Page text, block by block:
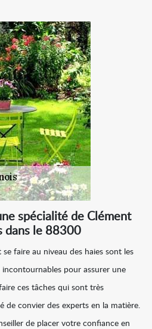
spécialité de Clément
dans le 88300
faire au niveau des haies sont les
pour assurer une
ces tâches qui sont très
de convier des experts en la matière.
de placer votre confiance en